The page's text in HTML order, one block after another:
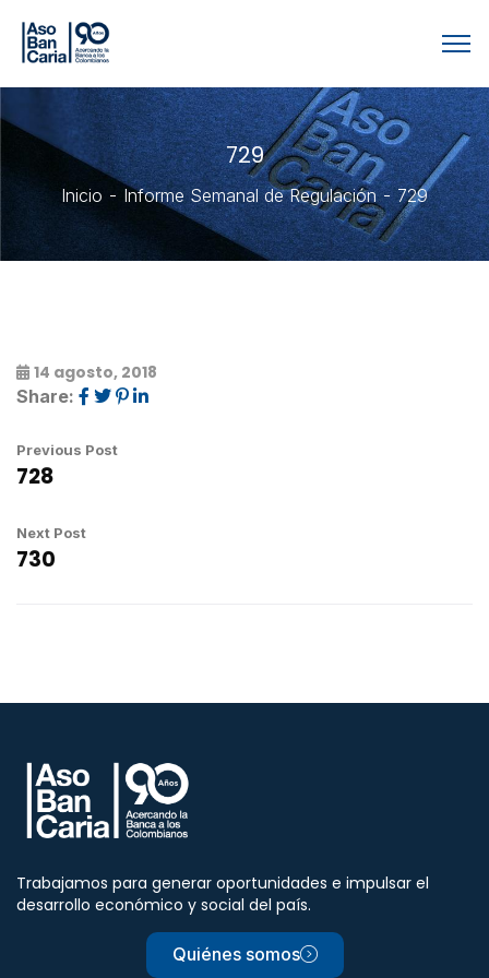
729
Inicio Informe Semanal de Regulación 729
14 agosto, 2018
Share:
Previous Post
728
Next Post
730
Trabajamos para generar oportunidades e impulsar el
desarrollo económico y social del país.
Quiénes somos